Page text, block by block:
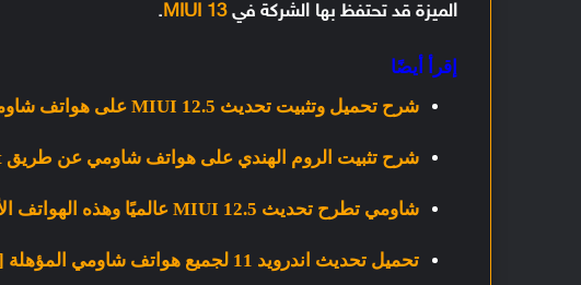
الميزة قد تحتفظ بها الشركة فيMIUI 13
.
إقرأ أيضًا
شرح تحميل وتثبيت تحديث MIUI 12.5 على هواتف شاومي [روم معدل أوروبي Xiaomi.eu]
شرح تثبيت الروم الهندي على هواتف شاومي عن طريق Fastboot وريكفري TWRP
شاومي تطرح تحديث MIUI 12.5 عالميًا وهذه الهواتف الأولى التي ستتلقى التحديث
تحميل تحديث اندرويد 11 لجميع هواتف شاومي المؤهلة [متجدد]